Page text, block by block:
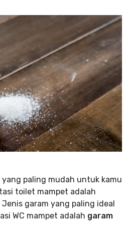
paling mudah untuk kamu
toilet mampet adalah
garam yang paling ideal
WC mampet adalah garam